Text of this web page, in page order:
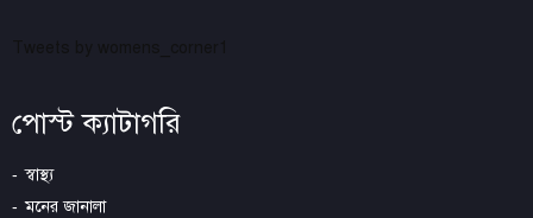
পোস্ট ক্যাটাগরি
স্বাস্থ্য
মনের জানালা